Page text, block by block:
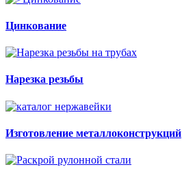
Цинкование
Нарезка резьбы
Изготовление металлоконструкций